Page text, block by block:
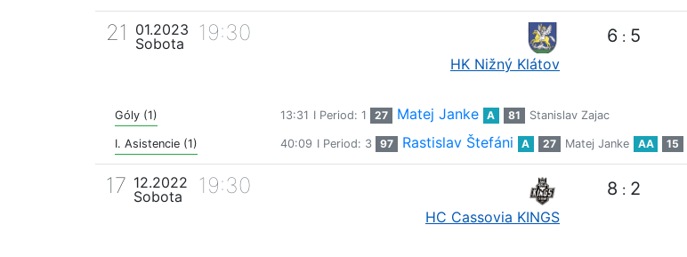
21
01.2023
Sobota
19:30
HK Nižný Klátov
6 : 5
Góly (1) 13:31 I Period: 1 27 Matej Janke A 81 Stanislav Zajac
I. Asistencie (1) 40:09 I Period: 3 97 Rastislav Štefáni A 27 Matej Janke AA 15
17 12.2022
Sobota
19:30
HC Cassovia KINGS
8 : 2